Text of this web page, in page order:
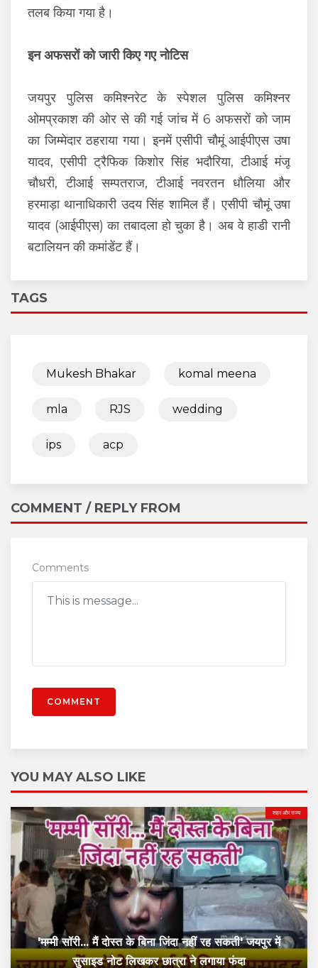
तलब किया गया है।
इन अफसरों को जारी किए गए नोटिस
जयपुर पुलिस कमिश्नरेट के स्पेशल पुलिस कमिश्नर
ओमप्रकाश की ओर से की गई जांच में 6 अफसरों को जाम
का जिम्मेदार ठहराया गया। इनमें एसीपी चौमूं आईपीएस उषा
यादव, एसीपी ट्रैफिक किशोर सिंह भदौरिया, टीआई मंजू
चौधरी, टीआई सम्पतराज, टीआई नवरतन धौलिया और
हरमाड़ा थानाधिकारी उदय सिंह शामिल हैं। एसीपी चौमूं उषा
यादव (आईपीएस) का तबादला हो चुका है। अब वे हाडी रानी
बटालियन की कमांडेंट हैं।
TAGS
Mukesh Bhakar komal meena
mla RJS wedding
ips acp
COMMENT / REPLY FROM
Comments
COMMENT
YOU MAY ALSO LIKE
शहर और राज्य
'मम्मी सॉरी... मैं दोस्त के बिना जिंदा नहीं रह सकती' जयपुर में
सुसाइड नोट लिखकर छात्रा ने लगाया फंदा